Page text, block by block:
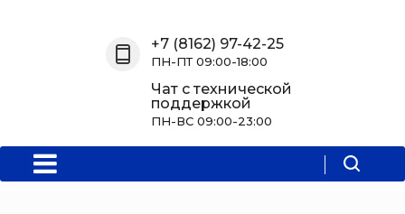
Мероприятия
Информация
+7 (8162) 97-42-25
ПН-ПТ 09:00-18:00
Чат с технической
поддержкой
ПН-ВС 09:00-23:00